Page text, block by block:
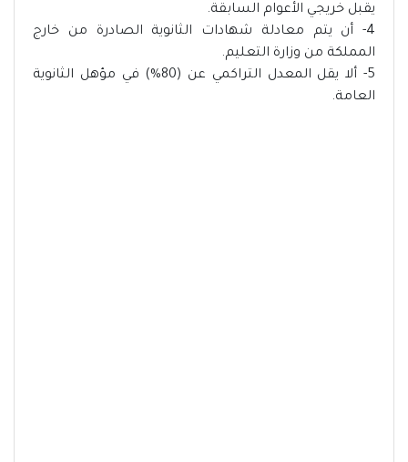
يقبل خريجي الأعوام السابقة.
4- أن يتم معادلة شهادات الثانوية الصادرة من خارج
المملكة من وزارة التعليم.
5- ألا يقل المعدل التراكمي عن (80%) في مؤهل الثانوية
العامة.